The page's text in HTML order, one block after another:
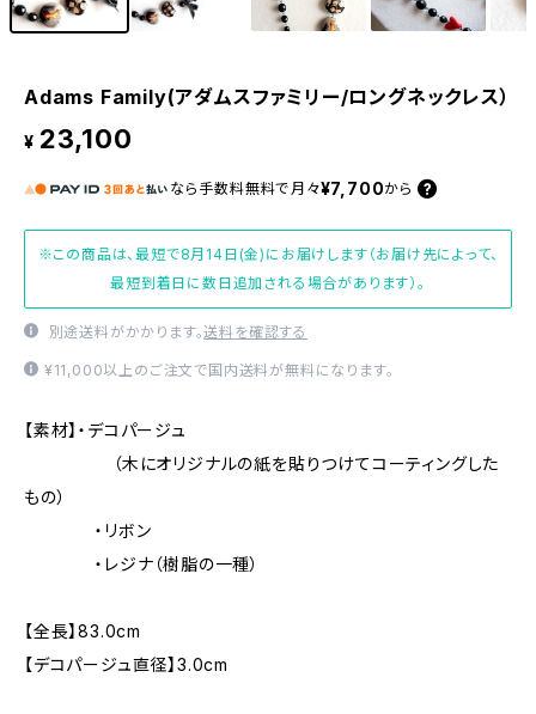
Adams Family(アダムスファミリー/ロングネックレス）
¥ 23,100
なら 手数料無料で 月々¥7,700から
※この商品は、最短で8月14日(金)にお届けします（お届け先によって、
最短到着日に数日追加される場合があります）。
別途送料がかかります。送料を確認する
¥11,000以上のご注文で国内送料が無料になります。
【素材】・デコパージュ
（木にオリジナルの紙を貼りつけてコーティングした
もの）
・リボン
・レジナ（樹脂の一種）
【全長】83.0cm
【デコパージュ直径】3.0cm